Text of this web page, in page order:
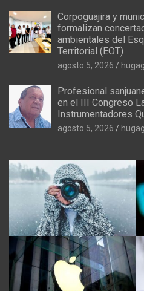
Corpoguajira y
formalizan
ambientales del
Territorial (EOT)
agosto 5, 2026
Profesional
en el III Congreso
Instrumentadores
agosto 5, 2026